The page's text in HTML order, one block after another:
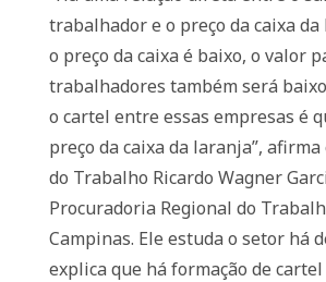
trabalhador e o preço da caixa da
o preço da caixa é baixo, o valor
trabalhadores também será
o cartel entre essas empresas é
preço da caixa da laranja”,
do Trabalho Ricardo Wagner
Procuradoria Regional do
Campinas. Ele estuda o setor há
explica que há formação de